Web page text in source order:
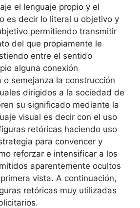
el lenguaje propio y el
es decir lo literal u objetivo y
permitiendo transmitir
del que propiamente le
entre el sentido
alguna conexión
o semejanza la construcción
dirigidos a la sociedad de
su significado mediante la
visual es decir con el uso
retóricas haciendo uso
para convencer y
reforzar e intensificar a los
aparentemente ocultos
vista. A continuación,
retóricas muy utilizadas